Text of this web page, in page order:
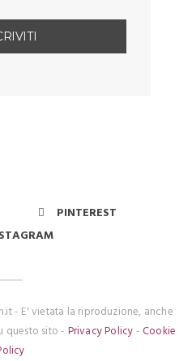
PINTEREST
- E' vietata la riproduzione, anche
questo sito - Privacy Policy- Cookie